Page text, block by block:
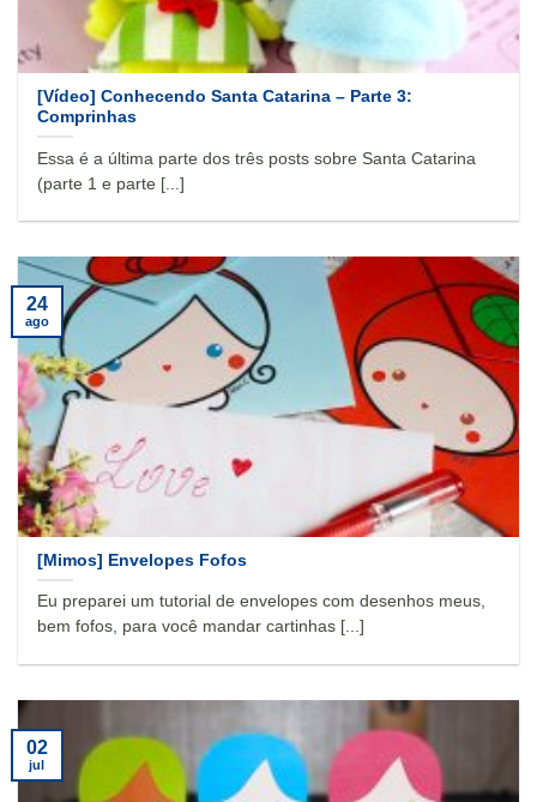
[Vídeo] Conhecendo Santa Catarina – Parte 3:
Comprinhas
Essa é a última parte dos três posts sobre Santa Catarina
(parte 1 e parte [...]
[Mimos] Envelopes Fofos
Eu preparei um tutorial de envelopes com desenhos meus,
bem fofos, para você mandar cartinhas [...]
24
ago
02
jul